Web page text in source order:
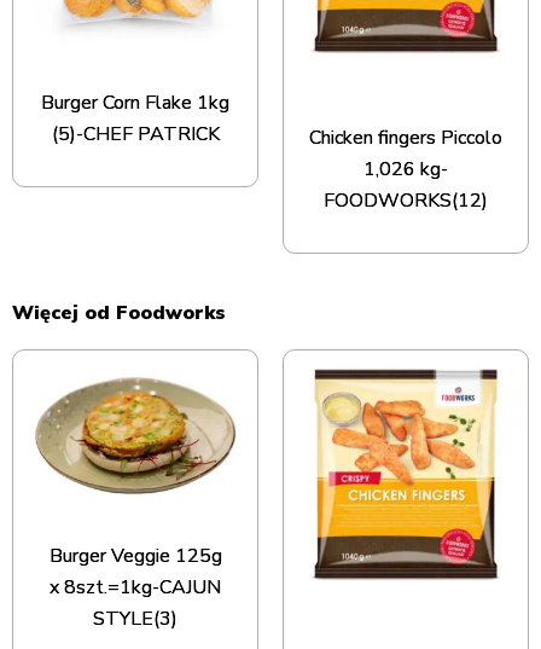
Burger Corn Flake 1kg
(5)-CHEF PATRICK
Chicken fingers Piccolo
1,026 kg-
FOODWORKS(12)
Więcej od Foodworks
Burger Veggie 125g
x 8szt.=1kg-CAJUN
STYLE(3)